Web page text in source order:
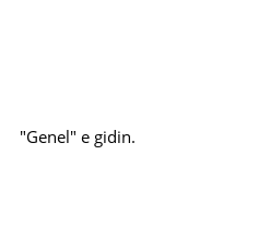
"Genel" e gidin.